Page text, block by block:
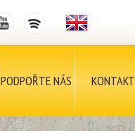
PODPOŘTE NÁS KONTAKT